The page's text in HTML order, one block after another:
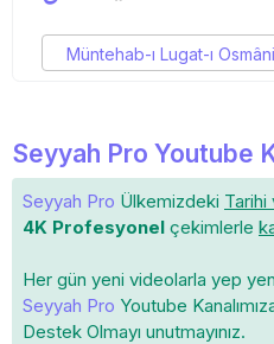
Müntehab-ı Lugat-ı
Seyyah Pro Youtube
Seyyah Pro Ülkemizdeki Tarihi
4K Profesyonel çekimlerle
Her gün yeni videolarla yep
Seyyah Pro Youtube
Destek Olmayı unutmayınız.